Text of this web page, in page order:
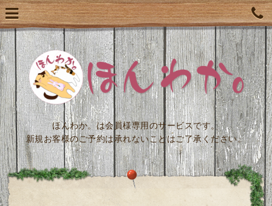
ほんわか。は会員様専用のサービスです。
新規お客様のご予約は承れないことはご了承ください。